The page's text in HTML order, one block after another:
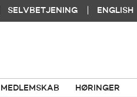
SELVBETJENING ENGLISH
MEDLEMSKAB HØRINGER